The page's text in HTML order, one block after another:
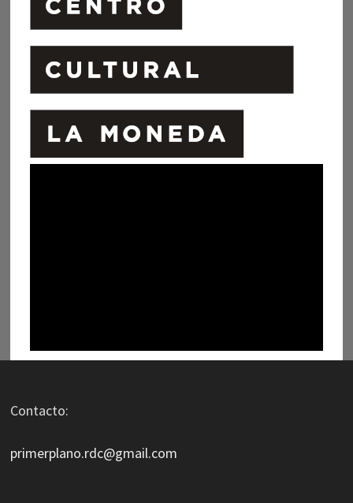
Contacto:
primerplano.rdc@gmail.com